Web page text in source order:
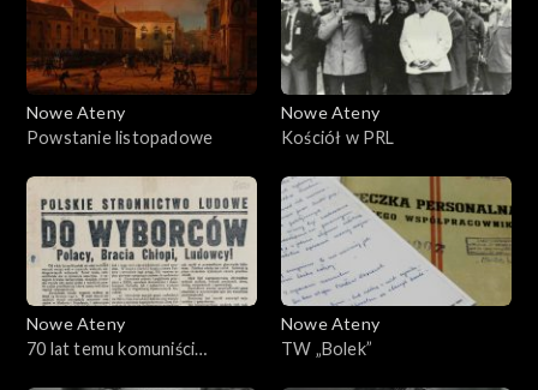
Nowe Ateny
Powstanie listopadowe
Nowe Ateny
Kościół w PRL
Nowe Ateny
70 lat temu komuniści
Nowe Ateny
TW „Bolek”